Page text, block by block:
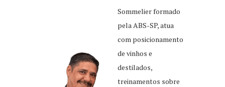
Sommelier formado
pela ABS-SP, atua
com posicionamento
de vinhos e
destilados,
treinamentos sobre